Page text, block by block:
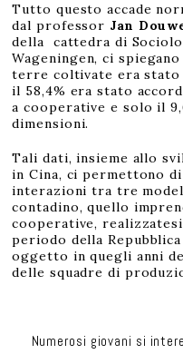
Tutto questo accade
dal professor Jan
della cattedra di
Wageningen, ci
terre coltivate era
il 58,4% era stato
a cooperative e solo il
dimensioni.
Tali dati, insieme allo
in Cina, ci permettono
interazioni tra tre
contadino, quello
cooperative,
periodo della
oggetto in quegli anni
delle squadre di
Numerosi giovani si